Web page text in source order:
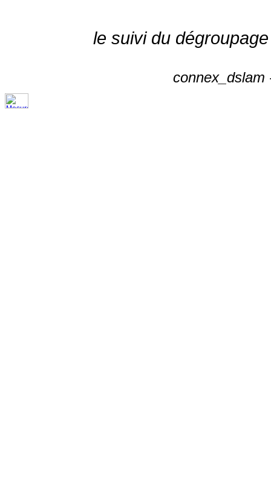
le suivi du
connex_dslam